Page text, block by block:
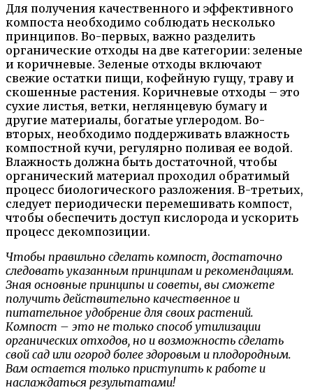
Для получения качественного и эффективного
компоста необходимо соблюдать несколько
принципов. Во-первых, важно разделить
органические отходы на две категории: зеленые
и коричневые. Зеленые отходы включают
свежие остатки пищи, кофейную гущу, траву и
скошенные растения. Коричневые отходы – это
сухие листья, ветки, неглянцевую бумагу и
другие материалы, богатые углеродом. Во-
вторых, необходимо поддерживать влажность
компостной кучи, регулярно поливая ее водой.
Влажность должна быть достаточной, чтобы
органический материал проходил обратимый
процесс биологического разложения. В-третьих,
следует периодически перемешивать компост,
чтобы обеспечить доступ кислорода и ускорить
процесс декомпозиции.
Чтобы правильно сделать компост, достаточно
следовать указанным принципам и рекомендациям.
Зная основные принципы и советы, вы сможете
получить действительно качественное и
питательное удобрение для своих растений.
Компост – это не только способ утилизации
органических отходов, но и возможность сделать
свой сад или огород более здоровым и плодородным.
Вам остается только приступить к работе и
наслаждаться результатами!